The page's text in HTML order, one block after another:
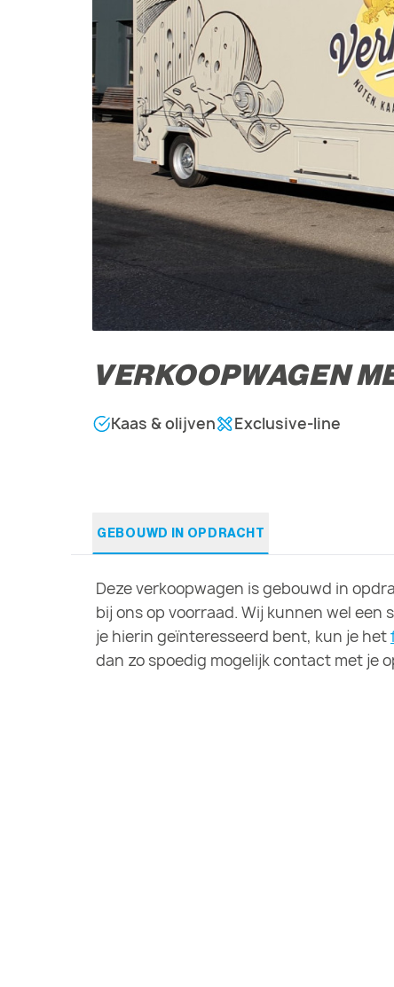
VERKOOPWAGEN
Kaas & olijven Exclusive-line
GEBOUWD IN OPDRACHT
Deze verkoopwagen is gebouwd in
bij ons op voorraad. Wij kunnen wel een
je hierin geïnteresseerd bent, kun je het
dan zo spoedig mogelijk contact met je